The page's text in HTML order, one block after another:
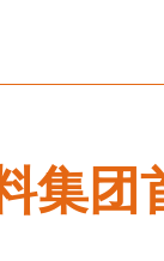
集团